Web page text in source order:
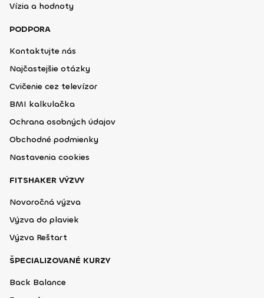
Vízia a hodnoty
PODPORA
Kontaktujte nás
Najčastejšie otázky
Cvičenie cez televízor
BMI kalkulačka
Ochrana osobných údajov
Obchodné podmienky
Nastavenia cookies
FITSHAKER VÝZVY
Novoročná výzva
Výzva do plaviek
Výzva Reštart
ŠPECIALIZOVANÉ KURZY
Back Balance